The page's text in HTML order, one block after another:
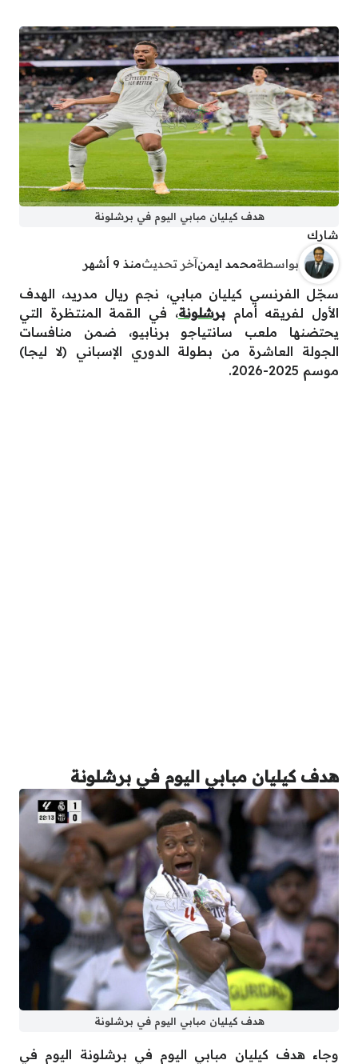
هدف كيليان مبابي اليوم في برشلونة
شارك
بواسطةمحمد ايمنآخر تحديثمنذ 9 أشهر
سجّل الفرنسي كيليان مبابي، نجم ريال مدريد، الهدف
الأول لفريقه أمامبرشلونة، في القمة المنتظرة التي
يحتضنها ملعب سانتياجو برنابيو، ضمن منافسات
الجولة العاشرة من بطولة الدوري الإسباني (لا ليجا)
موسم 2025-2026.
هدف كيليان مبابي اليوم في برشلونة
هدف كيليان مبابي اليوم في برشلونة
وجاء هدف كيليان مبابي اليوم في برشلونة اليوم في